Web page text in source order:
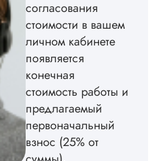
Вид работы:
Магистерские
диссертации
негатива. Не
понравилось, что
ждать ответа
менеджера
около получаса,
заказывать работу
согласования
стоимости в вашем
личном кабинете
появляется
конечная
стоимость работы и
предлагаемый
первоначальный
взнос (25% от